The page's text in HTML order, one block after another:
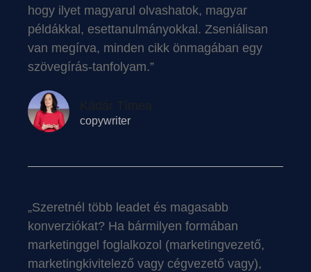
hogy ilyet magyarul olvashatok, magyar
példákkal, esettanulmányokkal. Zseniálisan
van megírva, minden cikk önmagában egy
szövegírás-tanfolyam.”
copywriter
„Szeretnél több leadet és magasabb
konverziókat? Ha bármilyen formában
marketinggel foglalkozol (marketingvezető,
marketingkivitelező vagy cégvezető vagy),